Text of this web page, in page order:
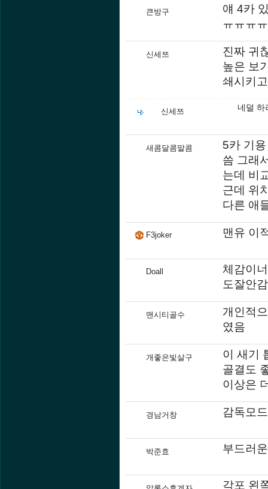
큰방구
얘 4카
ㅠㅠㅠ
신세쯔
진짜 귀
높은 보
쇄시키
신세쯔 네덜 하
새콤달콤말콤
5카 기
씀 그래
는데 비
근데 위
다른 애
F3joker 맨유 이
Doall
체감이
도잘안
맨시티골수
개인적
였음
개좋은빛살구
이 새기
골결도
이상은
경남거창 감독모
박준효 부드러
각포 왼